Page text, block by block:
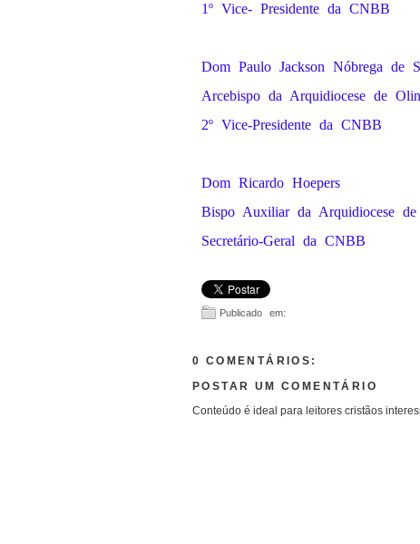
1º Vice- Presidente da CNBB
Dom Paulo Jackson Nóbrega de
Arcebispo da Arquidiocese de
2º Vice-Presidente da CNBB
Dom Ricardo Hoepers
Bispo Auxiliar da Arquidiocese
Secretário-Geral da CNBB
Publicado em:
0 COMENTÁRIOS:
POSTAR UM COMENTÁRIO
Conteúdo é ideal para leitores cristãos